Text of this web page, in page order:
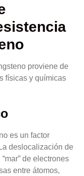
proviene de
físicas y químicas
es un factor
deslocalización de
de electrones
entre átomos,